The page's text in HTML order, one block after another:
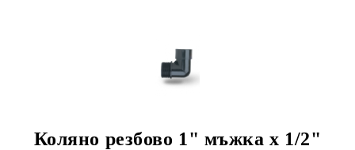
Коляно резбово 1" мъжка х 1/2"